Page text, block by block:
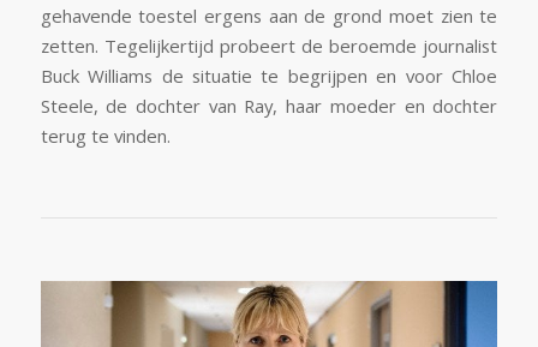
gehavende toestel ergens aan de grond moet zien te
zetten. Tegelijkertijd probeert de beroemde journalist
Buck Williams de situatie te begrijpen en voor Chloe
Steele, de dochter van Ray, haar moeder en dochter
terug te vinden.